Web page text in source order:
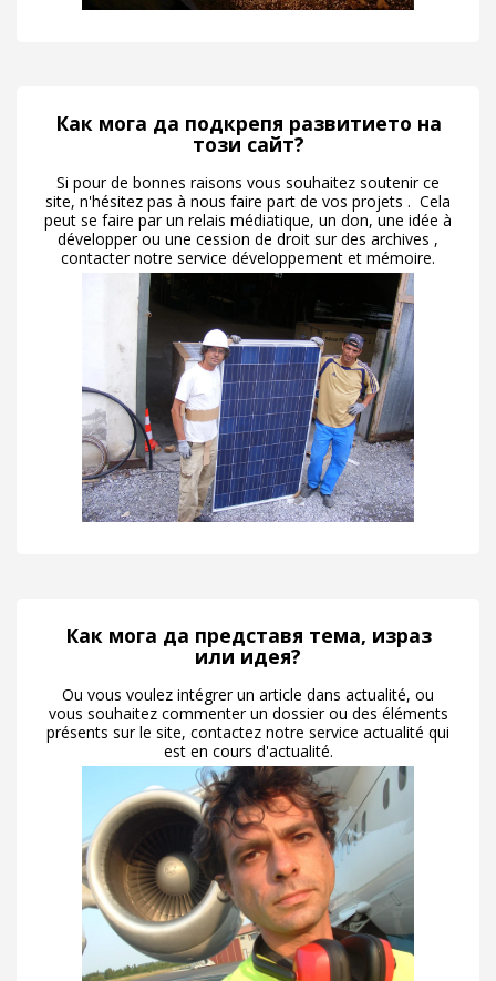
Как мога да подкрепя развитието на
този сайт?
Si pour de bonnes raisons vous souhaitez soutenir ce
site, n'hésitez pas à nous faire part de vos projets . Cela
peut se faire par un relais médiatique, un don, une idée à
développer ou une cession de droit sur des archives ,
contacter notre service développement et mémoire.
Как мога да представя тема, израз
или идея?
Ou vous voulez intégrer un article dans actualité, ou
vous souhaitez commenter un dossier ou des éléments
présents sur le site, contactez notre service actualité qui
est en cours d'actualité.